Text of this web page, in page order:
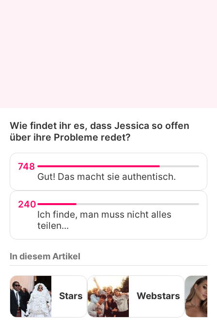
Wie findet ihr es, dass Jessica so offen
über ihre Probleme redet?
748
Gut! Das macht sie authentisch.
240
Ich finde, man muss nicht alles
teilen...
In diesem Artikel
Stars Webstars